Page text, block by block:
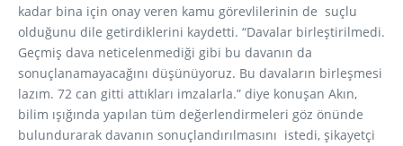
kadar bina için onay veren kamu görevlilerinin de suçlu
olduğunu dile getirdiklerini kaydetti. “Davalar birleştirilmedi.
Geçmiş dava neticelenmediği gibi bu davanın da
sonuçlanamayacağını düşünüyoruz. Bu davaların birleşmesi
lazım. 72 can gitti attıkları imzalarla.” diye konuşan Akın,
bilim ışığında yapılan tüm değerlendirmeleri göz önünde
bulundurarak davanın sonuçlandırılmasını istedi, şikayetçi